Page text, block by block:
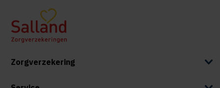
Zorgverzekering